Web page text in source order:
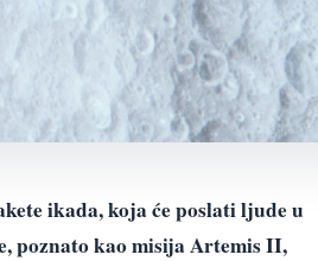
ikada, koja će poslati ljude u
poznato kao misija Artemis II,